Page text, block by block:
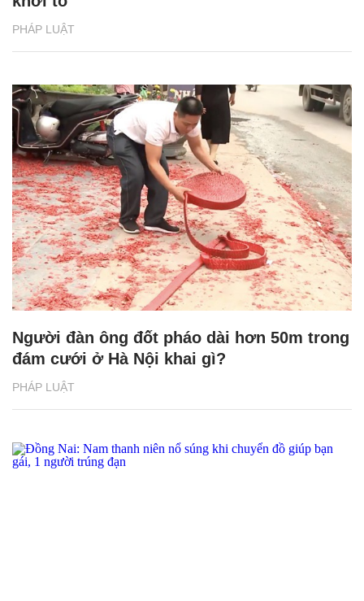
PHÁP LUẬT
PHÁP LUẬT
Người đàn ông đốt pháo dài hơn 50m trong
đám cưới ở Hà Nội khai gì?